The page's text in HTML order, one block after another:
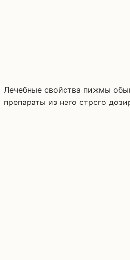
Лечебные свойства пижмы
препараты из него строго